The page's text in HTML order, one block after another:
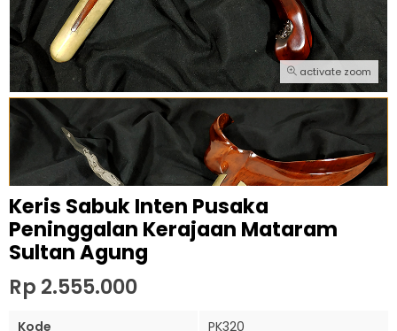
activate zoom
Keris Sabuk Inten Pusaka
Peninggalan Kerajaan Mataram
Sultan Agung
Rp 2.555.000
Kode
PK320